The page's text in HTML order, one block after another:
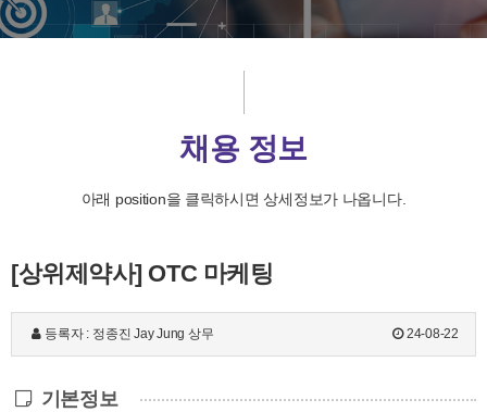
채용 정보
아래 position을 클릭하시면 상세정보가 나옵니다.
[상위제약사] OTC 마케팅
등록자 : 정종진 Jay Jung 상무 24-08-22
기본정보